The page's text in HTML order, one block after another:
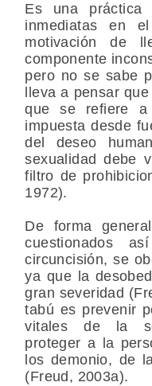
Es una práctica
inmediatas en
motivación de
componente
pero no se sabe
lleva a pensar
que se refiere a
impuesta desde
del deseo
sexualidad debe
filtro de
1972).
De forma
cuestionados
circuncisión, se
ya que la
gran severidad
tabú es prevenir
vitales de la
proteger a la
los demonio, de
(Freud, 2003a).